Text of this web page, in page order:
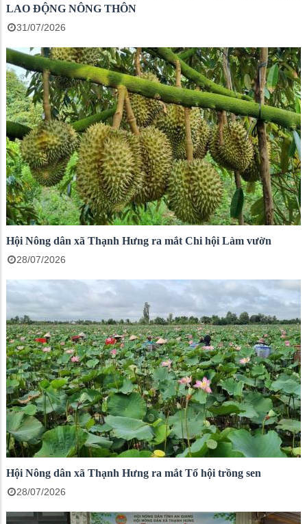
LAO ĐỘNG NÔNG THÔN
31/07/2026
Hội Nông dân xã Thạnh Hưng ra mắt Chi hội Làm vườn
28/07/2026
Hội Nông dân xã Thạnh Hưng ra mắt Tổ hội trồng sen
28/07/2026